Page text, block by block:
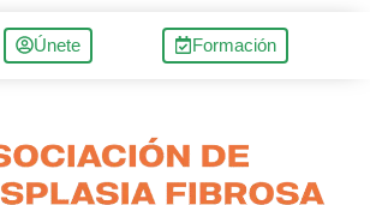
Únete Formación